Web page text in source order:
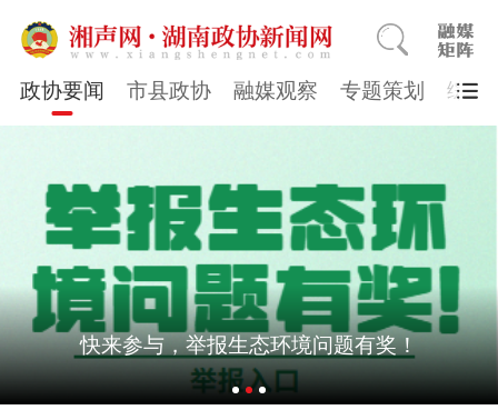
政协要闻 市县政协 融媒观察 专题策划 综合
快来参与，举报生态环境问题有奖！